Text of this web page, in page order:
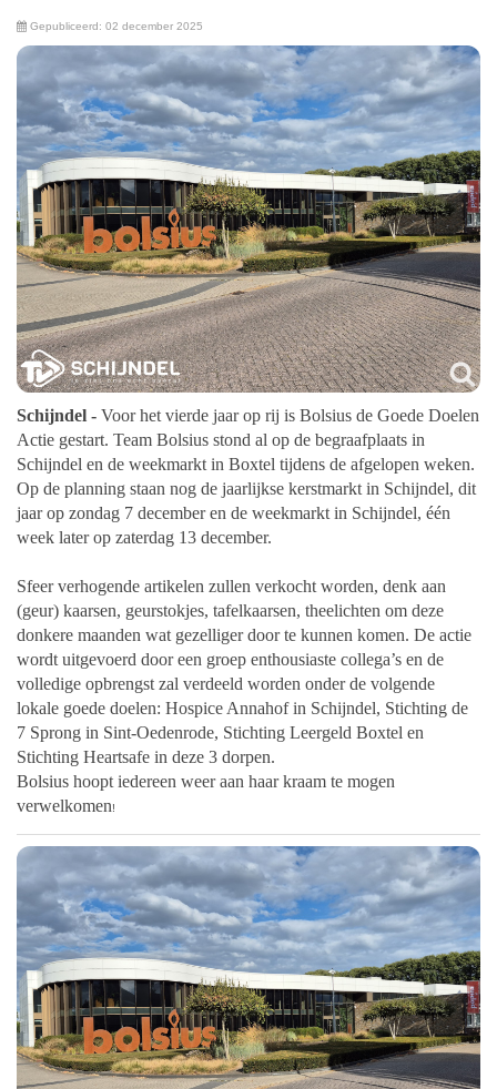
Gepubliceerd: 02 december 2025
Schijndel - Voor het vierde jaar op rij is Bolsius de Goede Doelen
Actie gestart. Team Bolsius stond al op de begraafplaats in
Schijndel en de weekmarkt in Boxtel tijdens de afgelopen weken.
Op de planning staan nog de jaarlijkse kerstmarkt in Schijndel, dit
jaar op zondag 7 december en de weekmarkt in Schijndel, één
week later op zaterdag 13 december.
Sfeer verhogende artikelen zullen verkocht worden, denk aan
(geur) kaarsen, geurstokjes, tafelkaarsen, theelichten om deze
donkere maanden wat gezelliger door te kunnen komen. De actie
wordt uitgevoerd door een groep enthousiaste collega’s en de
volledige opbrengst zal verdeeld worden onder de volgende
lokale goede doelen: Hospice Annahof in Schijndel, Stichting de
7 Sprong in Sint-Oedenrode, Stichting Leergeld Boxtel en
Stichting Heartsafe in deze 3 dorpen.
Bolsius hoopt iedereen weer aan haar kraam te mogen
verwelkomen!